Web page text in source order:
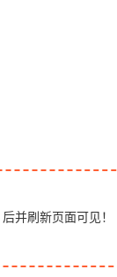
后并刷新页面可见！